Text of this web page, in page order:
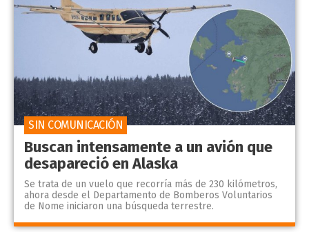
Buscan intensamente a un avión que
desapareció en Alaska
Se trata de un vuelo que recorría más de 230 kilómetros,
ahora desde el Departamento de Bomberos Voluntarios
de Nome iniciaron una búsqueda terrestre.
SIN COMUNICACIÓN